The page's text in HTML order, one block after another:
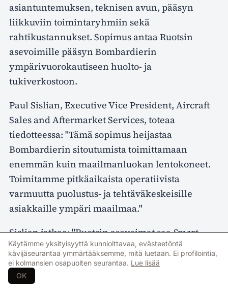
asiantuntemuksen, teknisen avun, pääsyn
liikkuviin toimintaryhmiin sekä
rahtikustannukset. Sopimus antaa Ruotsin
asevoimille pääsyn Bombardierin
ympärivuorokautiseen huolto- ja
tukiverkostoon.
Paul Sislian, Executive Vice President, Aircraft
Sales and Aftermarket Services, toteaa
tiedotteessa: "Tämä sopimus heijastaa
Bombardierin sitoutumista toimittamaan
enemmän kuin maailmanluokan lentokoneet.
Toimitamme pitkäaikaista operatiivista
varmuutta puolustus- ja tehtäväkeskeisille
asiakkaille ympäri maailmaa."
Sislian jatkaa: "Ruotsin asevoimat saaSmart
Services Defense-ohjelman kautta saumattoman
OEM-tuen, parannetun valmiuden sekä
ennakoitavat elinkaarikustannukset."
Käytämme yksityisyyttä kunnioittavaa, evästeetöntä
kävijäseurantaa ymmärtääksemme, mitä luetaan. Ei profilointia,
ei kolmansien osapuolten seurantaa. Lue lisää
OK